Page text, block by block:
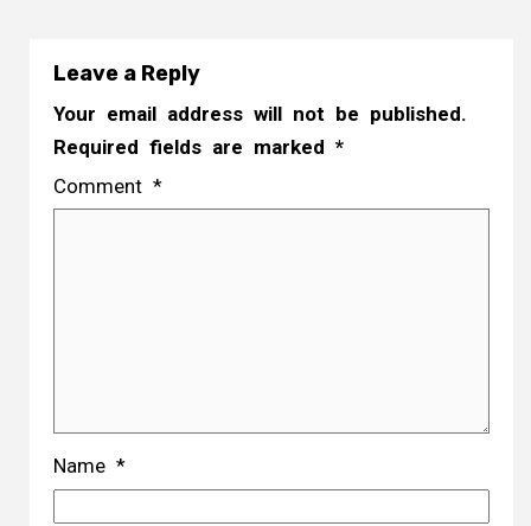
Leave a Reply
Your email address will not be published.
Required fields are marked *
Comment *
Name *